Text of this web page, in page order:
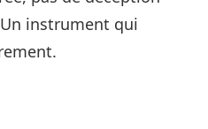
instrument qui